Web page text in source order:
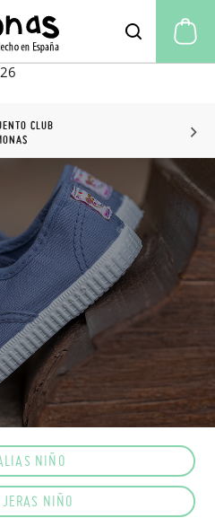
CLUB
NIÑO
NIÑO